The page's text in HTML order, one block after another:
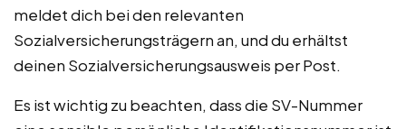
meldet dich bei den relevanten
Sozialversicherungsträgern an, und du erhältst
deinen Sozialversicherungsausweis per Post.
Es ist wichtig zu beachten, dass die SV-Nummer